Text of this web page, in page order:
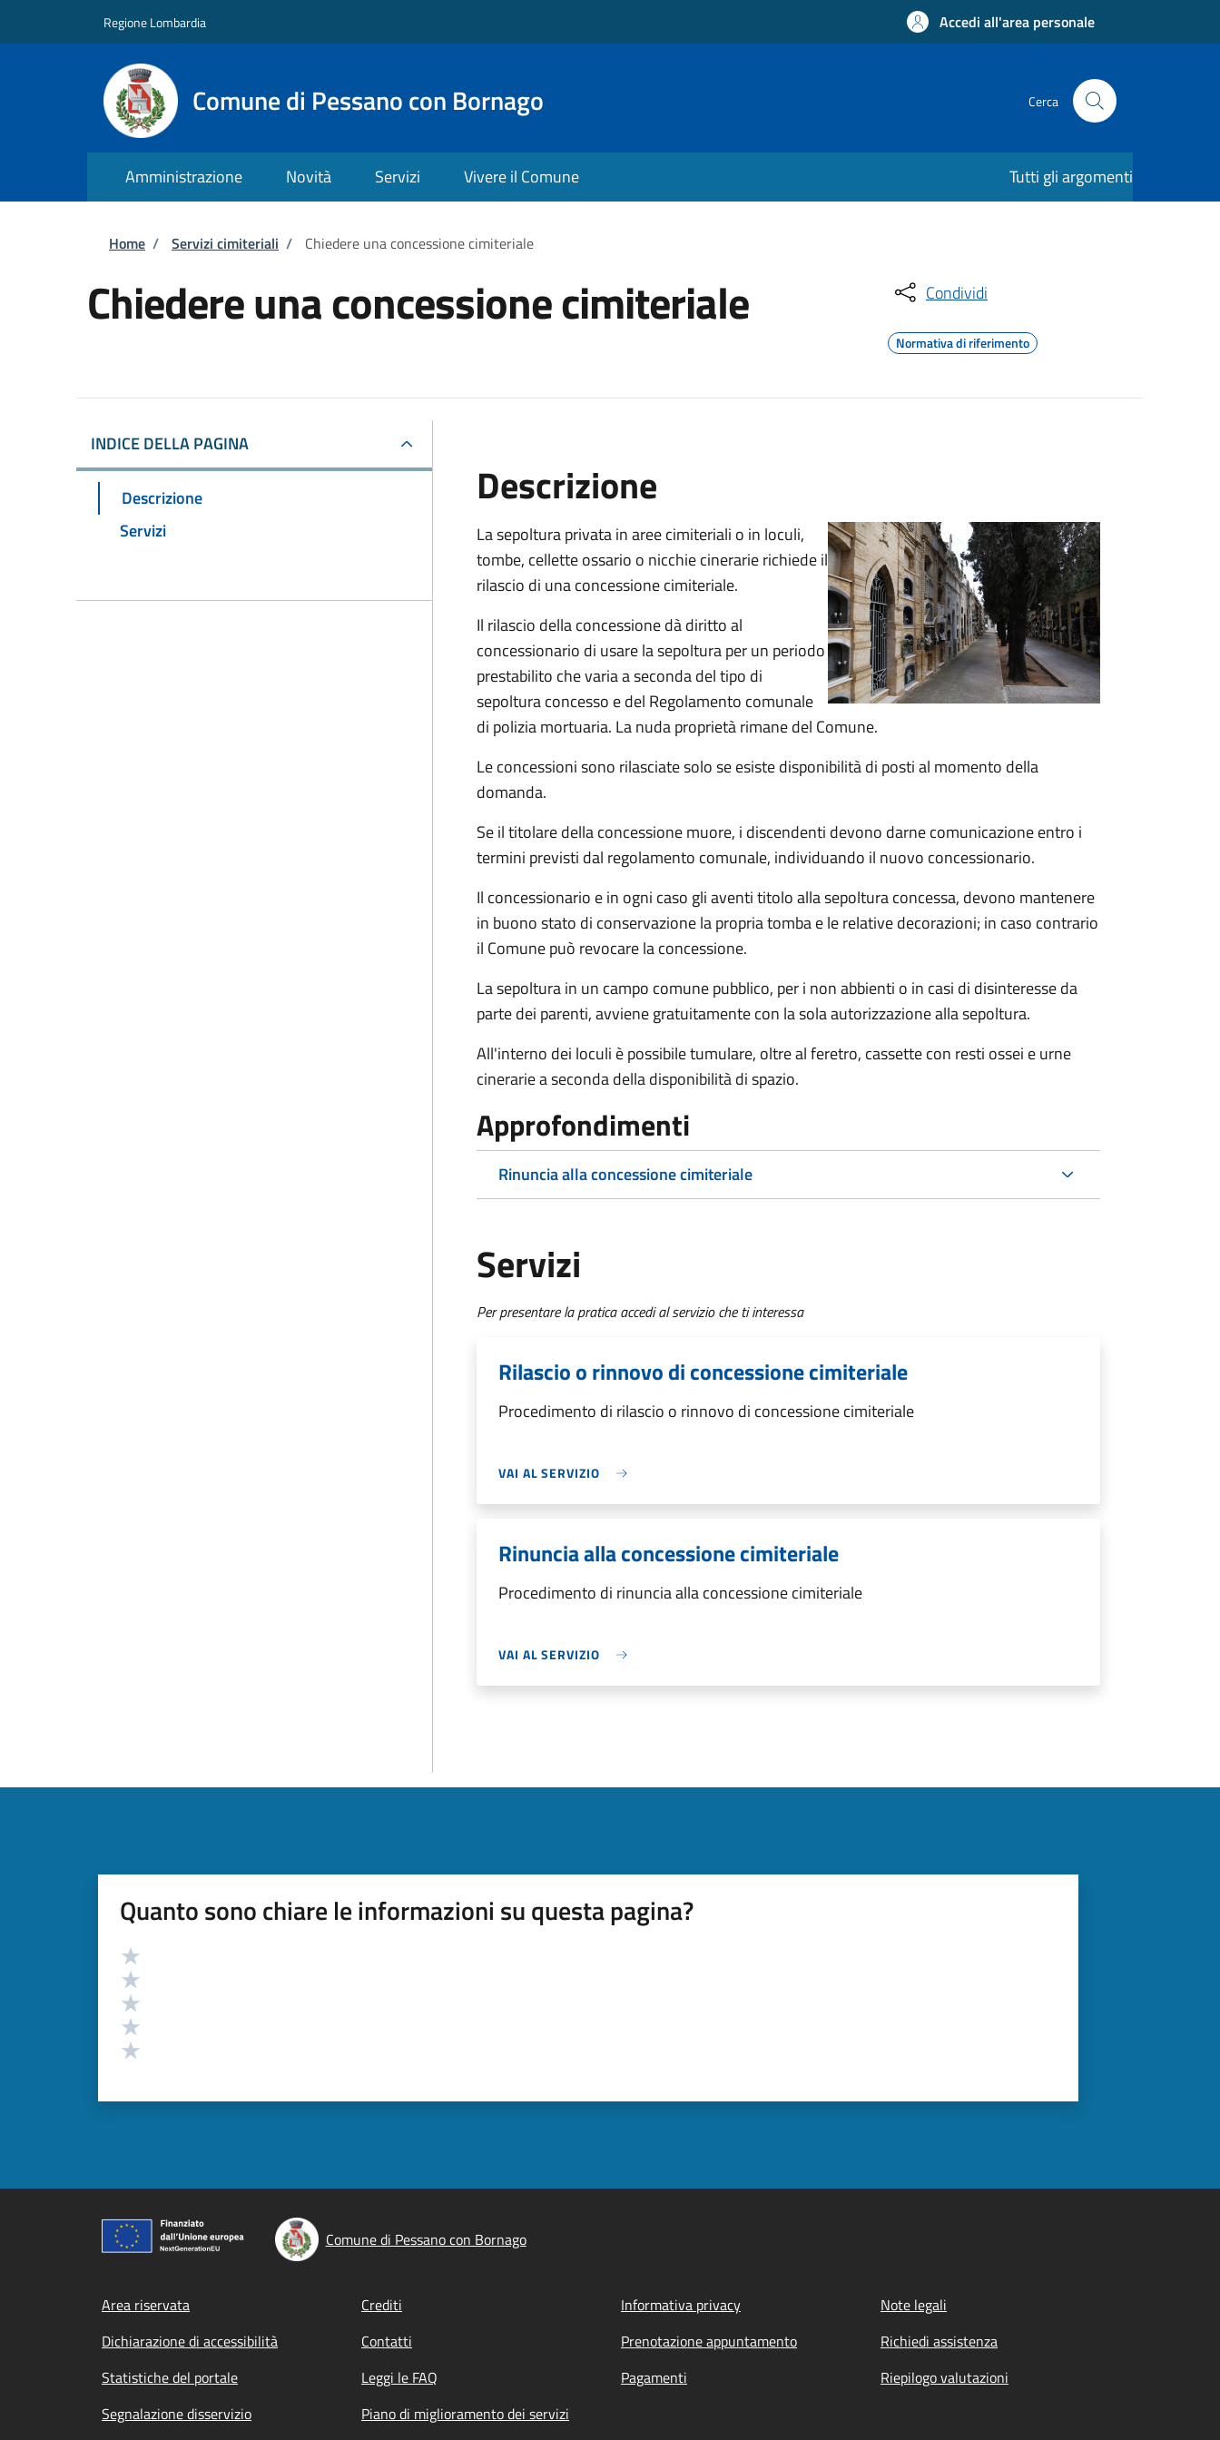
Regione Lombardia Accedi all'area personale
Comune di Pessano con Bornago Cerca
Amministrazione Novità Servizi Vivere il Comune Tutti gli argomenti
Briciole di pane
Home / Servizi cimiteriali / Chiedere una concessione cimiteriale
Chiedere una concessione cimiteriale Condividi
Normativa di riferimento
INDICE DELLA PAGINA
Descrizione
Servizi
Descrizione
La sepoltura privata in aree cimiteriali o in loculi,
tombe, cellette ossario o nicchie cinerarie richiede il
rilascio di una concessione cimiteriale.
Il rilascio della concessione dà diritto al
concessionario di usare la sepoltura per un periodo
prestabilito che varia a seconda del tipo di
sepoltura concesso e del Regolamento comunale
di polizia mortuaria. La nuda proprietà rimane del Comune.
Le concessioni sono rilasciate solo se esiste disponibilità di posti al momento della
domanda.
Se il titolare della concessione muore, i discendenti devono darne comunicazione entro i
termini previsti dal regolamento comunale, individuando il nuovo concessionario.
Il concessionario e in ogni caso gli aventi titolo alla sepoltura concessa, devono mantenere
in buono stato di conservazione la propria tomba e le relative decorazioni; in caso contrario
il Comune può revocare la concessione.
La sepoltura in un campo comune pubblico, per i non abbienti o in casi di disinteresse da
parte dei parenti, avviene gratuitamente con la sola autorizzazione alla sepoltura.
All'interno dei loculi è possibile tumulare, oltre al feretro, cassette con resti ossei e urne
cinerarie a seconda della disponibilità di spazio.
Approfondimenti
Rinuncia alla concessione cimiteriale
Servizi
Per presentare la pratica accedi al servizio che ti interessa
Rilascio o rinnovo di concessione cimiteriale
Procedimento di rilascio o rinnovo di concessione cimiteriale
VAI AL SERVIZIO
Rinuncia alla concessione cimiteriale
Procedimento di rinuncia alla concessione cimiteriale
VAI AL SERVIZIO
Quanto sono chiare le informazioni su questa pagina?
Valutazione
Comune di Pessano con Bornago
Footer menu
Area riservata Crediti Informativa privacy
Note legali
Dichiarazione di accessibilità
Contatti Prenotazione appuntamento
Richiedi assistenza
Statistiche del portale
Leggi le FAQ Pagamenti
Riepilogo valutazioni
Segnalazione disservizio
Piano di miglioramento dei servizi